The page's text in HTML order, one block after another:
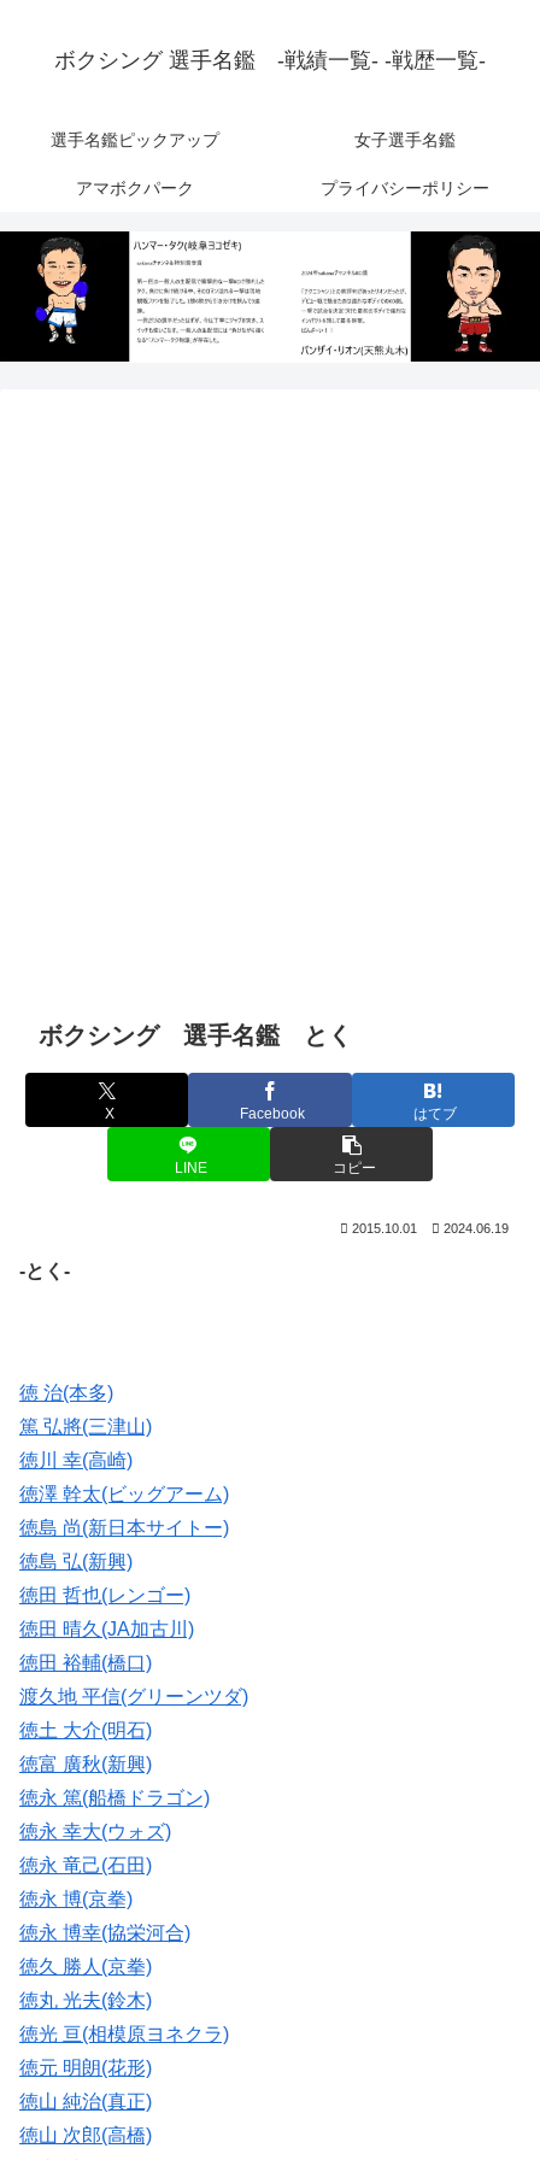
ボクシング 選手名鑑 -戦績一覧- -戦歴一覧-
選手名鑑ピックアップ 女子選手名鑑
アマボクパーク プライバシーポリシー
ボクシング 選手名鑑 とく
X Facebook はてブ
LINE コピー
2015.10.01 2024.06.19
-とく-
徳 治(本多)
篤 弘將(三津山)
徳川 幸(高崎)
徳澤 幹太(ビッグアーム)
徳島 尚(新日本サイトー)
徳島 弘(新興)
徳田 哲也(レンゴー)
徳田 晴久(JA加古川)
徳田 裕輔(橋口)
渡久地 平信(グリーンツダ)
徳土 大介(明石)
徳富 廣秋(新興)
徳永 篤(船橋ドラゴン)
徳永 幸大(ウォズ)
徳永 竜己(石田)
徳永 博(京拳)
徳永 博幸(協栄河合)
徳久 勝人(京拳)
徳丸 光夫(鈴木)
徳光 亘(相模原ヨネクラ)
徳元 明朗(花形)
徳山 純治(真正)
徳山 次郎(高橋)